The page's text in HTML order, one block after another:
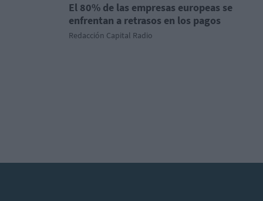
El 80% de las empresas europeas se
enfrentan a retrasos en los pagos
Redacción Capital Radio